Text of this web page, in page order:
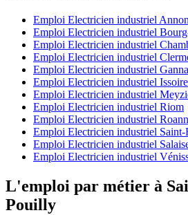
Emploi Electricien industriel
Emploi Electricien industriel
Emploi Electricien industriel
Emploi Electricien industriel
Emploi Electricien industriel
Emploi Electricien industriel Issoire
Emploi Electricien industriel
Emploi Electricien industriel Riom
Emploi Electricien industriel
Emploi Electricien industriel Saint-
Emploi Electricien industriel
Emploi Electricien industriel
L'emploi par métier à
Pouilly